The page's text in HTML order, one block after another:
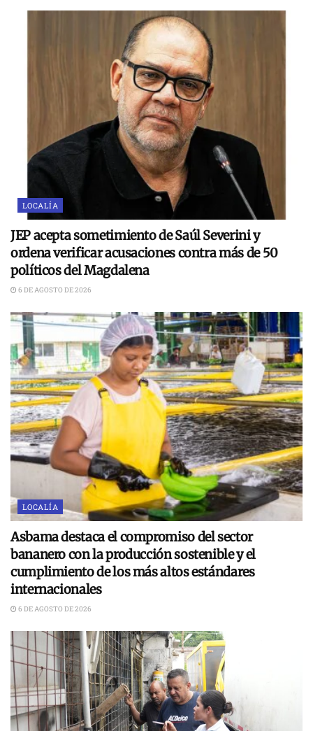
LOCALÍA
JEP acepta sometimiento de Saúl Severini y
ordena verificar acusaciones contra más de 50
políticos del Magdalena
6 DE AGOSTO DE 2026
LOCALÍA
Asbama destaca el compromiso del sector
bananero con la producción sostenible y el
cumplimiento de los más altos estándares
internacionales
6 DE AGOSTO DE 2026